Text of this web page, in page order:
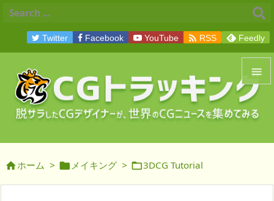


メニュ
前へ
Twitter Facebook YouTube  RSS Feedly
ホーム >  メイキング > 3DCG Tutorial